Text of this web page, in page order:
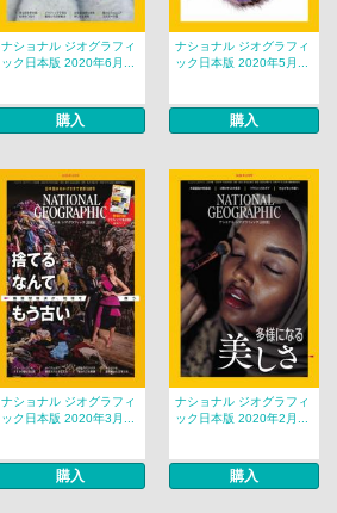
ナショナル ジオグラフィ
ック日本版 2020年6月...
購入
ナショナル ジオグラフィ
ック日本版 2020年5月...
購入
ナショナル ジオグラフィ
ック日本版 2020年3月...
購入
ナショナル ジオグラフィ
ック日本版 2020年2月...
購入